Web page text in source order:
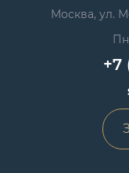
Москва, ул.
+7